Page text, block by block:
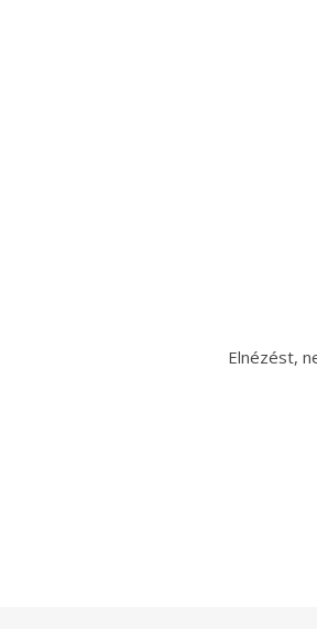
Elnézést,